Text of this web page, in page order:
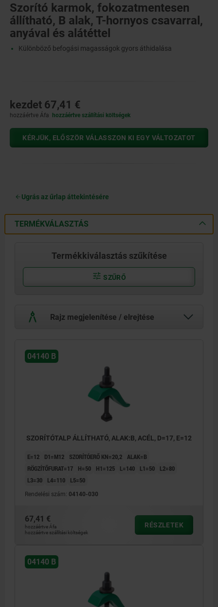
Szorító karmok, fokozatmentesen
állítható, B alak, T-hornyos csavarral,
anyával és alátéttel
Különböző befogási magasságok gyors áthidalása
kezdet 67,41 €
hozzáértve Áfa hozzáértve szállítási költségek
KÉRJÜK, ELŐSZÖR VÁLASSZON KI EGY VÁLTOZATOT
Ugrás az űrlap áttekintésére
TERMÉKVÁLASZTÁS
Termékkiválasztás szűkítése
SZŰRŐ
Rajz megjelenítése / elrejtése
04140 B
SZORÍTÓTALP ÁLLÍTHATÓ, ALAK:B, ACÉL, D=17, E=12
E=12 D1=M12 SZORÍTÓERŐ KN=20,2 ALAK=B
RÖGZÍTŐFURAT=17
H=50 H1=125 L=140 L1=50
L2=80
L3=30
L4=110 L5=50
Rendelési szám: 04140-030
67,41 €
hozzáértve Áfa
hozzáértve szállítási költségek
RÉSZLETEK
04140 B